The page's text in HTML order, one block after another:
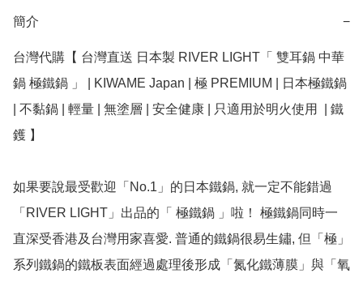
簡介 −
台灣代購【 台灣直送 日本製 RIVER LIGHT「 雙耳鍋 中華
鍋 極鐵鍋 」 | KIWAME Japan | 極 PREMIUM | 日本極鐵鍋
| 不黏鍋 | 輕量 | 無塗層 | 安全健康 | 只適用於明火使用  | 鐵
鑊 】
如果要說最受歡迎「No.1」的日本鐵鍋, 就一定不能錯過
「RIVER LIGHT」出品的「 極鐵鍋 」啦！ 極鐵鍋同時一
直深受香港及台灣用家喜愛. 普通的鐵鍋很易生鏽, 但「極」
系列鐵鍋的鐵板表面經過處理後形成「氮化鐵薄膜」與「氧